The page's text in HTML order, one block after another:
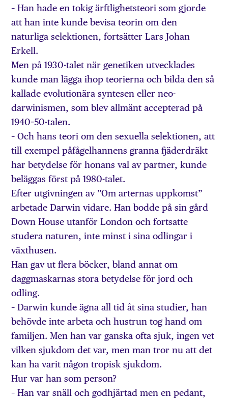
– Han hade en tokig ärftlighetsteori som gjorde
att han inte kunde bevisa teorin om den
naturliga selektionen, fortsätter Lars Johan
Erkell.
Men på 1930-talet när genetiken utvecklades
kunde man lägga ihop teorierna och bilda den så
kallade evolutionära syntesen eller neo-
darwinismen, som blev allmänt accepterad på
1940–50-talen.
– Och hans teori om den sexuella selektionen, att
till exempel påfågelhannens granna fjäderdräkt
har betydelse för honans val av partner, kunde
beläggas först på 1980-talet.
Efter utgivningen av ”Om arternas uppkomst”
arbetade Darwin vidare. Han bodde på sin gård
Down House utanför London och fortsatte
studera naturen, inte minst i sina odlingar i
växthusen.
Han gav ut flera böcker, bland annat om
daggmaskarnas stora betydelse för jord och
odling.
– Darwin kunde ägna all tid åt sina studier, han
behövde inte arbeta och hustrun tog hand om
familjen. Men han var ganska ofta sjuk, ingen vet
vilken sjukdom det var, men man tror nu att det
kan ha varit någon tropisk sjukdom.
Hur var han som person?
– Han var snäll och godhjärtad men en pedant,